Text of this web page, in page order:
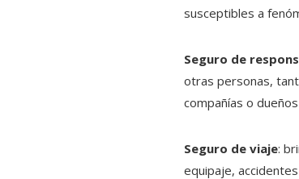
susceptibles a
Seguro de
otras personas,
compañías o
Seguro de viaje:
equipaje,